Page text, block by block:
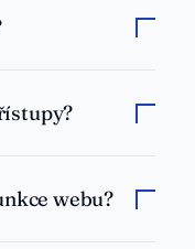
webu?